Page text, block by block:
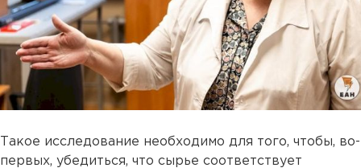
Такое исследование необходимо для того, чтобы, во-
первых, убедиться, что сырье соответствует